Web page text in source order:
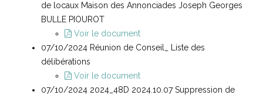
de locaux Maison des Annonciades Joseph Georges
BULLE PIOUROT
Voir le document
07/10/2024 Réunion de Conseil_ Liste des
délibérations
Voir le document
07/10/2024 2024_48D 2024.10.07 Suppression de